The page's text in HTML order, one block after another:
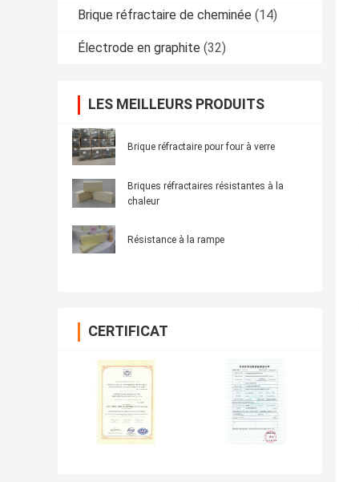
Brique réfractaire de cheminée (14)
Électrode en graphite (32)
LES MEILLEURS PRODUITS
Brique réfractaire pour four à verre
Briques réfractaires résistantes à la
chaleur
Résistance à la rampe
CERTIFICAT